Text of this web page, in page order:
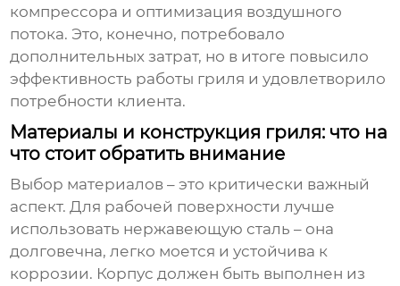
компрессора и оптимизация воздушного
потока. Это, конечно, потребовало
дополнительных затрат, но в итоге повысило
эффективность работы гриля и удовлетворило
потребности клиента.
Материалы и конструкция гриля: что на
что стоит обратить внимание
Выбор материалов – это критически важный
аспект. Для рабочей поверхности лучше
использовать нержавеющую сталь – она
долговечна, легко моется и устойчива к
коррозии. Корпус должен быть выполнен из